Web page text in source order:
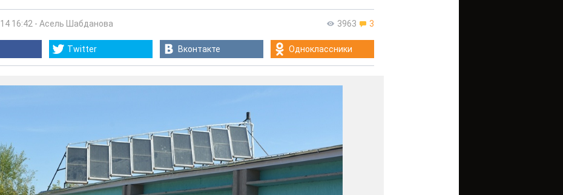
3963 3
16:42 - Асель Шабданова
Twitter Вконтакте Одноклассники